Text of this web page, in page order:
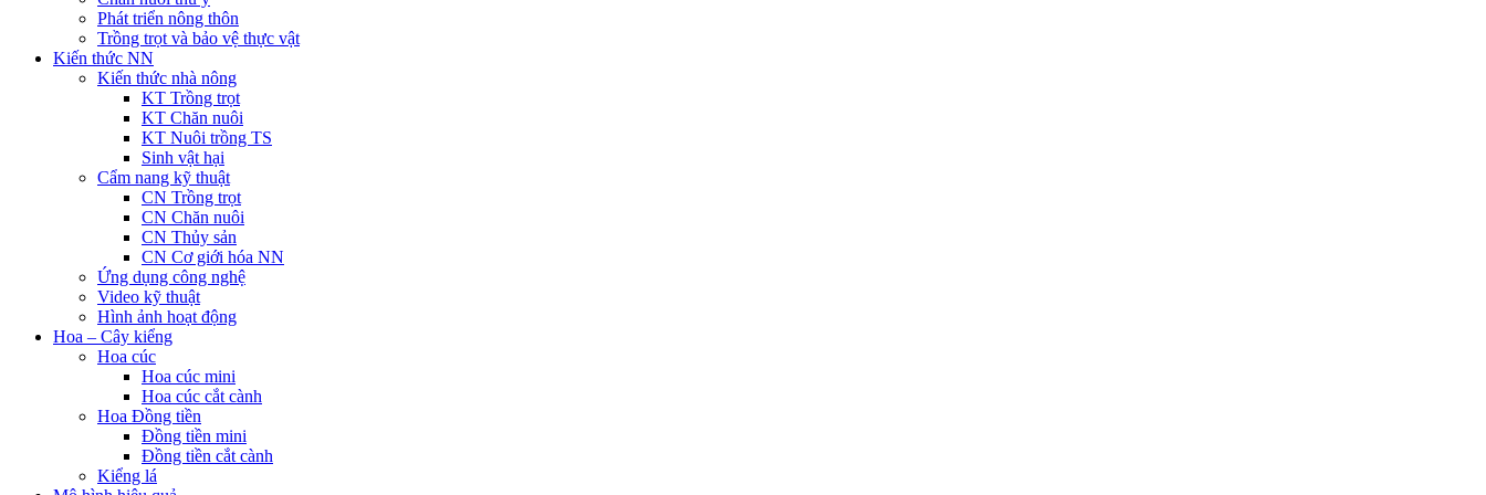
Phát triển nông thôn
Trồng trọt và bảo vệ thực vật
Kiến thức NN
Kiến thức nhà nông
KT Trồng trọt
KT Chăn nuôi
KT Nuôi trồng TS
Sinh vật hại
Cẩm nang kỹ thuật
CN Trồng trọt
CN Chăn nuôi
CN Thủy sản
CN Cơ giới hóa NN
Ứng dụng công nghệ
Video kỹ thuật
Hình ảnh hoạt động
Hoa – Cây kiểng
Hoa cúc
Hoa cúc mini
Hoa cúc cắt cành
Hoa Đồng tiền
Đồng tiền mini
Đồng tiền cắt cành
Kiểng lá